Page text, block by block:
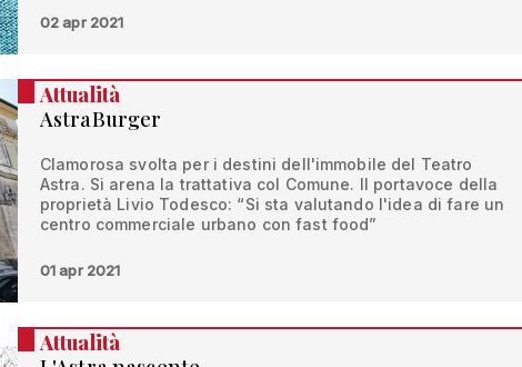
02 apr 2021
Attualità
AstraBurger
Clamorosa svolta per i destini dell'immobile del Teatro
Astra. Si arena la trattativa col Comune. Il portavoce della
proprietà Livio Todesco: “Si sta valutando l'idea di fare un
centro commerciale urbano con fast food”
01 apr 2021
Attualità